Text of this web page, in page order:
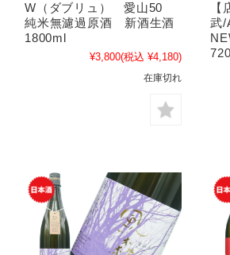
W（ダブリュ） 愛山50
純米無濾過原酒 新酒生酒
1800ml
¥3,800(税込 ¥4,180)
在庫切れ
武